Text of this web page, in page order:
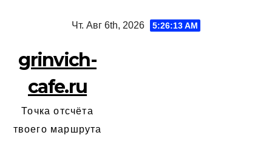
Чт. Авг 6th, 2026 5:26:14 AM
grinvich-
cafe.ru
Точка отсчёта
твоего маршрута